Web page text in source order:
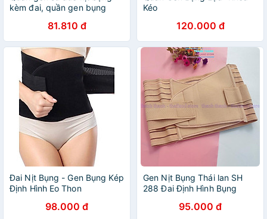
kèm đai, quần gen bụng
đai nịt bụng81.810 đ
Kéo
120.000 đ
Đai Nịt Bụng - Gen Bụng Kép
Định Hình Eo Thon
98.000 đ
Gen Nịt Bụng Thái lan SH
288 Đai Định Hình Bụng
Bụng Giảm Mỡ Sau Sinh
95.000 đ